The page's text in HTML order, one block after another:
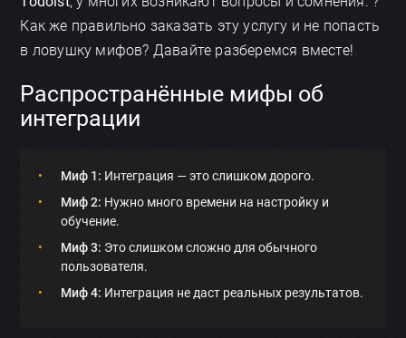
Как же правильно заказать эту услугу и не попасть
в ловушку мифов? Давайте разберемся вместе!
Распространённые мифы об
интеграции
Миф 1: Интеграция — это слишком дорого.
Миф 2: Нужно много времени на настройку и
обучение.
Миф 3: Это слишком сложно для обычного
пользователя.
Миф 4: Интеграция не даст реальных результатов.